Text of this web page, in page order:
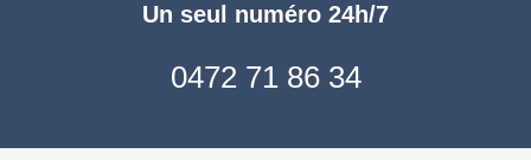
Un seul numéro 24h/7
0472 71 86 34